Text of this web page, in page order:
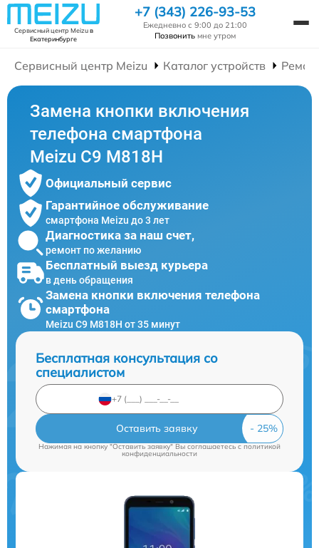
Сервисный центр Meizuв
Екатеринбурге
+7 (343) 226-93-53
Ежедневно с 9:00 до 21:00
Позвонить мне утром
Сервисный центр Meizu Каталог устройств
Замена кнопки включения
телефона смартфона
Meizu C9 M818H
Официальный сервис
Гарантийное обслуживание
смартфона Meizu до 3 лет
Диагностика за наш счет,
ремонт по желанию
Бесплатный выезд курьера
в день обращения
Замена кнопки включения телефона
смартфона
Meizu C9 M818H от 35 минут
Бесплатная консультация со
специалистом
Оставить заявку
Нажимая на кнопку "Оставить заявку" Вы соглашаетесь cполитикой
конфиденциальности